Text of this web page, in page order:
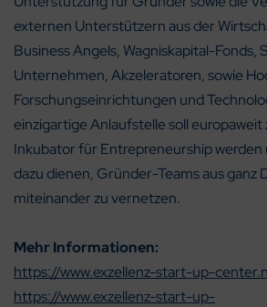
externen Unterstützern aus der
Business Angels, Wagniskapital-Fonds,
Unternehmen, Akzeleratoren, sowie
Forschungseinrichtungen und
einzigartige Anlaufstelle soll
Inkubator für Entrepreneurship werden
dazu dienen, Gründer-Teams aus ganz
miteinander zu vernetzen.
Mehr Informationen:
https://www.exzellenz-start-up-
https://www.exzellenz-start-up-